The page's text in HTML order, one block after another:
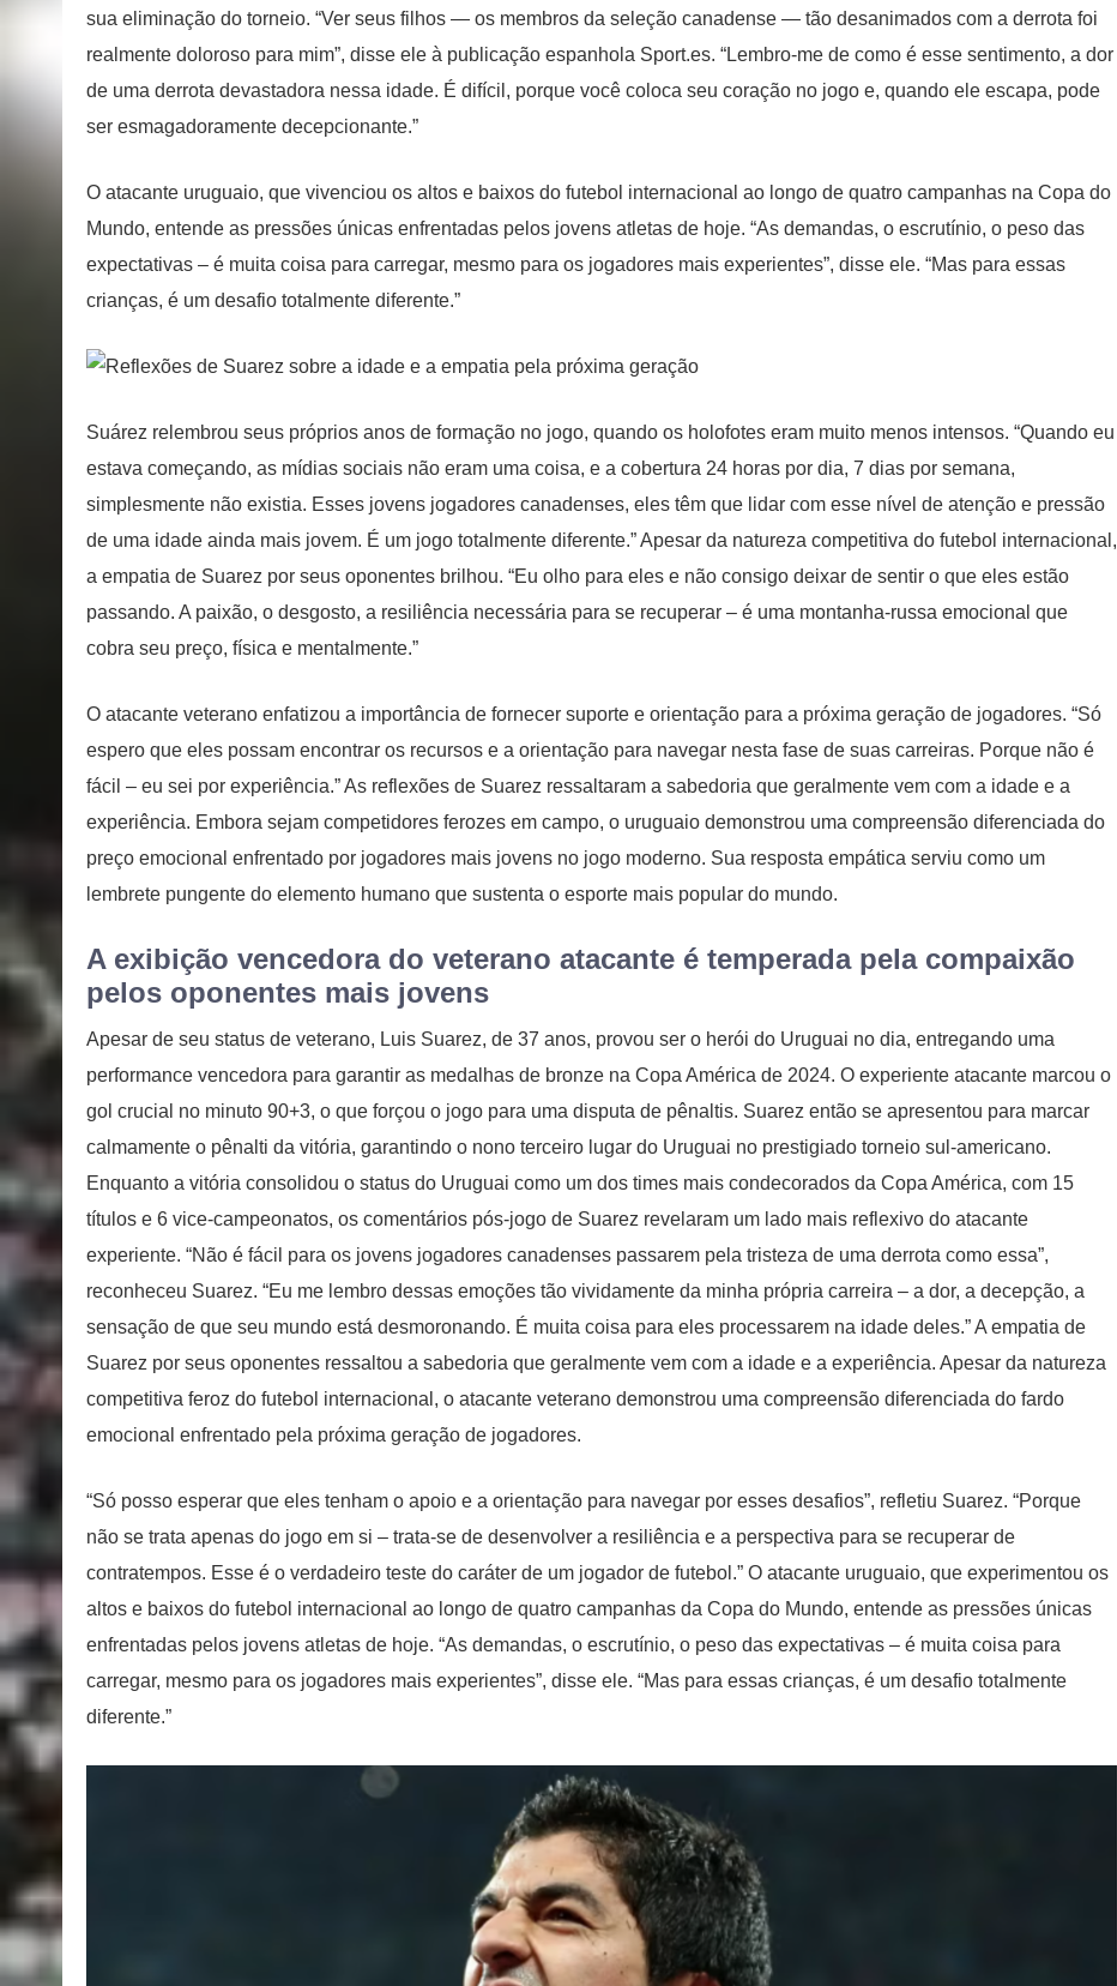
sua eliminação do torneio. “Ver seus filhos — os membros da seleção canadense — tão desanimados com a derrota foi
realmente doloroso para mim”, disse ele à publicação espanhola Sport.es. “Lembro-me de como é esse sentimento, a dor
de uma derrota devastadora nessa idade. É difícil, porque você coloca seu coração no jogo e, quando ele escapa, pode
ser esmagadoramente decepcionante.”
O atacante uruguaio, que vivenciou os altos e baixos do futebol internacional ao longo de quatro campanhas na Copa do
Mundo, entende as pressões únicas enfrentadas pelos jovens atletas de hoje. “As demandas, o escrutínio, o peso das
expectativas – é muita coisa para carregar, mesmo para os jogadores mais experientes”, disse ele. “Mas para essas
crianças, é um desafio totalmente diferente.”
Suárez relembrou seus próprios anos de formação no jogo, quando os holofotes eram muito menos intensos. “Quando eu
estava começando, as mídias sociais não eram uma coisa, e a cobertura 24 horas por dia, 7 dias por semana,
simplesmente não existia. Esses jovens jogadores canadenses, eles têm que lidar com esse nível de atenção e pressão
de uma idade ainda mais jovem. É um jogo totalmente diferente.” Apesar da natureza competitiva do futebol internacional,
a empatia de Suarez por seus oponentes brilhou. “Eu olho para eles e não consigo deixar de sentir o que eles estão
passando. A paixão, o desgosto, a resiliência necessária para se recuperar – é uma montanha-russa emocional que
cobra seu preço, física e mentalmente.”
O atacante veterano enfatizou a importância de fornecer suporte e orientação para a próxima geração de jogadores. “Só
espero que eles possam encontrar os recursos e a orientação para navegar nesta fase de suas carreiras. Porque não é
fácil – eu sei por experiência.” As reflexões de Suarez ressaltaram a sabedoria que geralmente vem com a idade e a
experiência. Embora sejam competidores ferozes em campo, o uruguaio demonstrou uma compreensão diferenciada do
preço emocional enfrentado por jogadores mais jovens no jogo moderno. Sua resposta empática serviu como um
lembrete pungente do elemento humano que sustenta o esporte mais popular do mundo.
A exibição vencedora do veterano atacante é temperada pela compaixão
pelos oponentes mais jovens
Apesar de seu status de veterano, Luis Suarez, de 37 anos, provou ser o herói do Uruguai no dia, entregando uma
performance vencedora para garantir as medalhas de bronze na Copa América de 2024. O experiente atacante marcou o
gol crucial no minuto 90+3, o que forçou o jogo para uma disputa de pênaltis. Suarez então se apresentou para marcar
calmamente o pênalti da vitória, garantindo o nono terceiro lugar do Uruguai no prestigiado torneio sul-americano.
Enquanto a vitória consolidou o status do Uruguai como um dos times mais condecorados da Copa América, com 15
títulos e 6 vice-campeonatos, os comentários pós-jogo de Suarez revelaram um lado mais reflexivo do atacante
experiente. “Não é fácil para os jovens jogadores canadenses passarem pela tristeza de uma derrota como essa”,
reconheceu Suarez. “Eu me lembro dessas emoções tão vividamente da minha própria carreira – a dor, a decepção, a
sensação de que seu mundo está desmoronando. É muita coisa para eles processarem na idade deles.” A empatia de
Suarez por seus oponentes ressaltou a sabedoria que geralmente vem com a idade e a experiência. Apesar da natureza
competitiva feroz do futebol internacional, o atacante veterano demonstrou uma compreensão diferenciada do fardo
emocional enfrentado pela próxima geração de jogadores.
“Só posso esperar que eles tenham o apoio e a orientação para navegar por esses desafios”, refletiu Suarez. “Porque
não se trata apenas do jogo em si – trata-se de desenvolver a resiliência e a perspectiva para se recuperar de
contratempos. Esse é o verdadeiro teste do caráter de um jogador de futebol.” O atacante uruguaio, que experimentou os
altos e baixos do futebol internacional ao longo de quatro campanhas da Copa do Mundo, entende as pressões únicas
enfrentadas pelos jovens atletas de hoje. “As demandas, o escrutínio, o peso das expectativas – é muita coisa para
carregar, mesmo para os jogadores mais experientes”, disse ele. “Mas para essas crianças, é um desafio totalmente
diferente.”